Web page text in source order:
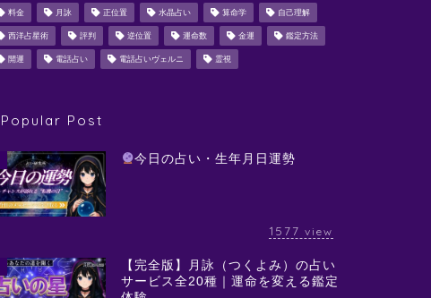
料金 月詠 正位置 水晶占い 算命学 自己理解
西洋占星術 評判 逆位置 運命数 金運 鑑定方法
開運 電話占い 電話占いヴェルニ 霊視
Popular Post
今日の占い・生年月日運勢
1577 view
【完全版】月詠（つくよみ）の占い
サービス全20種｜運命を変える鑑定